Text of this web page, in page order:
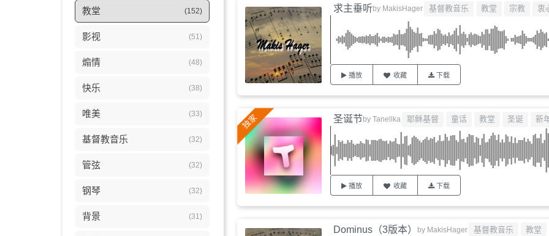
教堂 (152)
影视 (51)
煽情 (48)
快乐 (38)
唯美 (33)
基督教音乐 (32)
管弦 (32)
钢琴 (32)
背景 (31)
求主垂听by MakisHager 基督教音乐 教堂 宗教 衷
播放 收藏 下载
圣诞节by Tanellka 耶稣基督 童话 教堂 圣诞 新
播放 收藏 下载
Dominus（3版本） by MakisHager 基督教音乐 教堂